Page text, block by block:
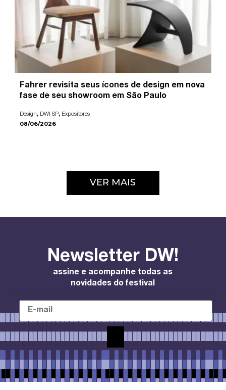
Fahrer revisita seus ícones de design em nova
fase de seu showroom em São Paulo
Design, DW! SP, Expositores
08/06/2026
VER MAIS
Newsletter DW!
assine e acompanhe todas as
novidades do festival